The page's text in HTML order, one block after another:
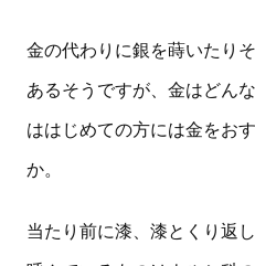
金の代わりに銀を蒔いたり
あるそうですが、金はどん
ははじめての方には金をお
か。
当たり前に漆、漆とくり返